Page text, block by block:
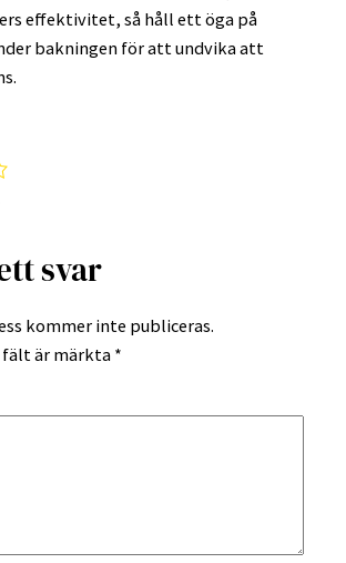
effektivitet, så håll ett öga på
bakningen för att undvika att
svar
kommer inte publiceras.
är märkta *